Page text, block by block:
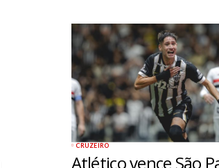
CRUZEIRO
Atlético vence São